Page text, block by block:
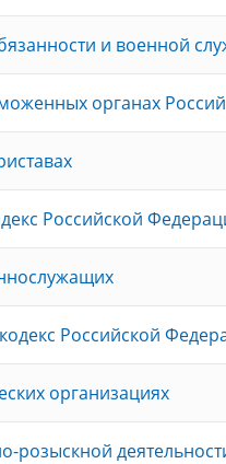
и военной
органах
Российской
Российской
организациях
розыскной